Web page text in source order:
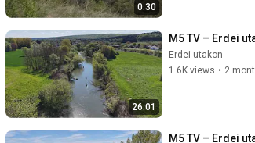
0:30
26:01
M5 TV – Erdei
Erdei utakon
1.6K views • 2
M5 TV – Erdei